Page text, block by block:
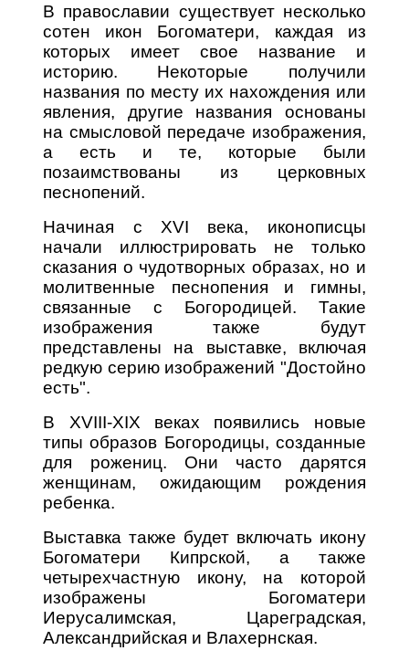
В православии существует несколько
сотен икон Богоматери, каждая из
которых имеет свое название и
историю. Некоторые получили
названия по месту их нахождения или
явления, другие названия основаны
на смысловой передаче изображения,
а есть и те, которые были
позаимствованы из церковных
песнопений.
Начиная с XVI века, иконописцы
начали иллюстрировать не только
сказания о чудотворных образах, но и
молитвенные песнопения и гимны,
связанные с Богородицей. Такие
изображения также будут
представлены на выставке, включая
редкую серию изображений "Достойно
есть".
В XVIII-XIX веках появились новые
типы образов Богородицы, созданные
для рожениц. Они часто дарятся
женщинам, ожидающим рождения
ребенка.
Выставка также будет включать икону
Богоматери Кипрской, а также
четырехчастную икону, на которой
изображены Богоматери
Иерусалимская, Цареградская,
Александрийская и Влахернская.